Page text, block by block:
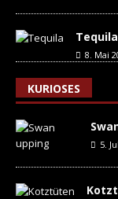
8. Mai
KURIOSES
5.